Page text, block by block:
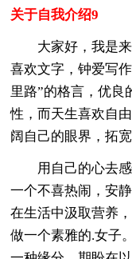
关于自我介绍9
大家好，我是来
喜欢文字，钟爱写
里路”的格言，优良
性，而天生喜欢自
阔自己的眼界，拓
用自己的心去感
一个不喜热闹，安
在生活中汲取营养
做一个素雅的.女子